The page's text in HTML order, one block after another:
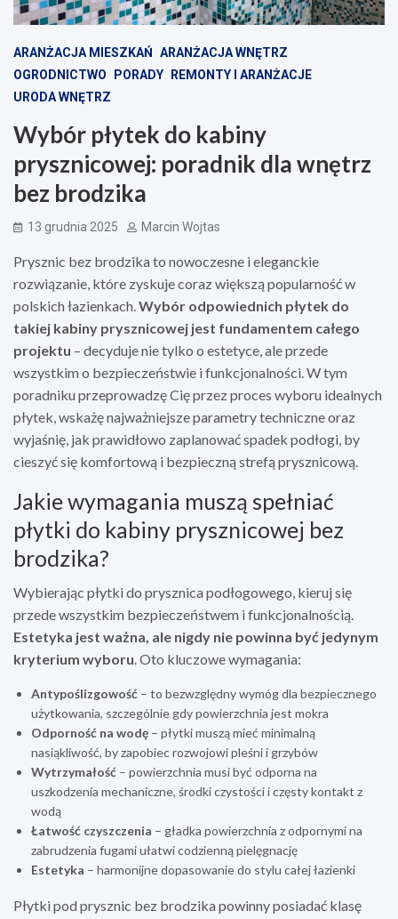
ARANŻACJA MIESZKAŃ ARANŻACJA WNĘTRZ
OGRODNICTWO
PORADY
REMONTY I ARANŻACJE
URODA WNĘTRZ
Wybór płytek do kabiny
prysznicowej: poradnik dla wnętrz
bez brodzika
13 grudnia 2025 Marcin Wojtas
Prysznic bez brodzika to nowoczesne i eleganckie
rozwiązanie, które zyskuje coraz większą popularność w
polskich łazienkach. Wybór odpowiednich płytek do
takiej kabiny prysznicowej jest fundamentem całego
projektu – decyduje nie tylko o estetyce, ale przede
wszystkim o bezpieczeństwie i funkcjonalności. W tym
poradniku przeprowadzę Cię przez proces wyboru idealnych
płytek, wskażę najważniejsze parametry techniczne oraz
wyjaśnię, jak prawidłowo zaplanować spadek podłogi, by
cieszyć się komfortową i bezpieczną strefą prysznicową.
Jakie wymagania muszą spełniać
płytki do kabiny prysznicowej bez
brodzika?
Wybierając płytki do prysznica podłogowego, kieruj się
przede wszystkim bezpieczeństwem i funkcjonalnością.
Estetyka jest ważna, ale nigdy nie powinna być jedynym
kryterium wyboru . Oto kluczowe wymagania:
Antypoślizgowość – to bezwzględny wymóg dla bezpiecznego
użytkowania, szczególnie gdy powierzchnia jest mokra
Odporność na wodę – płytki muszą mieć minimalną
nasiąkliwość, by zapobiec rozwojowi pleśni i grzybów
Wytrzymałość – powierzchnia musi być odporna na
uszkodzenia mechaniczne, środki czystości i częsty kontakt z
wodą
Łatwość czyszczenia – gładka powierzchnia z odpornymi na
zabrudzenia fugami ułatwi codzienną pielęgnację
Estetyka – harmonijne dopasowanie do stylu całej łazienki
Płytki pod prysznic bez brodzika powinny posiadać klasę